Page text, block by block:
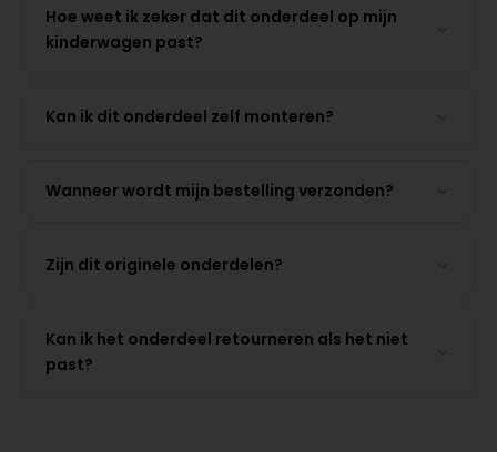
Hoe weet ik zeker dat dit onderdeel op mijn
kinderwagen past?
Kan ik dit onderdeel zelf monteren?
Wanneer wordt mijn bestelling verzonden?
Zijn dit originele onderdelen?
Kan ik het onderdeel retourneren als het niet
past?